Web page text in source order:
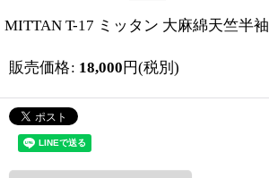
MITTAN T-17 ミッタン 大麻綿天竺半袖
販売価格: 18,000 円(税別)